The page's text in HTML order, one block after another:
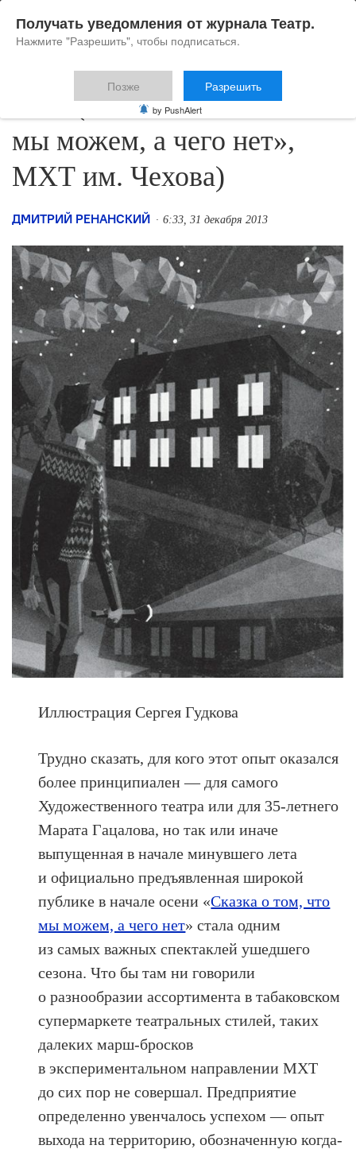
Зона («Сказка о том, что
мы можем, а чего нет»,
МХТ им. Чехова)
ДМИТРИЙ РЕНАНСКИЙ 6:33, 31 декабря 2013
Иллюстрация Сергея Гудкова
Трудно сказать, для кого этот опыт оказался
более принципиален — для самого
Художественного театра или для 35-летнего
Марата Гацалова, но так или иначе
выпущенная в начале минувшего лета
и официально предъявленная широкой
публике в начале осени «Сказка о том, что
мы можем, а чего нет» стала одним
из самых важных спектаклей ушедшего
сезона. Что бы там ни говорили
о разнообразии ассортимента в табаковском
супермаркете театральных стилей, таких
далеких марш-бросков
в экспериментальном направлении МХТ
до сих пор не совершал. Предприятие
определенно увенчалось успехом — опыт
выхода на территорию, обозначенную когда-
Получать уведомления от журнала Театр.
Нажмите "Разрешить", чтобы подписаться.
Позже Разрешить
by PushAlert